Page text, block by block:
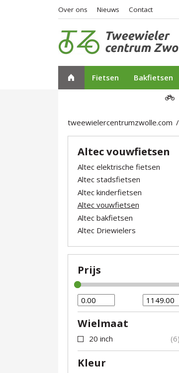
Over ons Nieuws Contact
Fietsen Bakfietsen
tweewielercentrumzwolle.com
Altec vouwfietsen
Altec elektrische fietsen
Altec stadsfietsen
Altec kinderfietsen
Altec vouwfietsen
Altec bakfietsen
Altec Driewielers
Prijs
Wielmaat
20 inch 6
Kleur